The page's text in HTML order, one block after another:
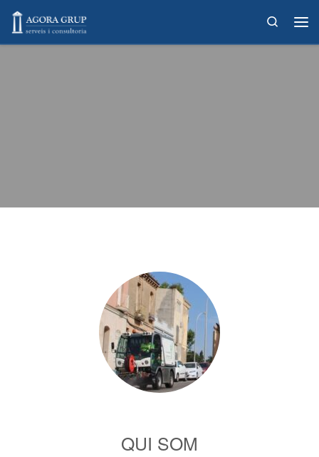
Skip to content Search
QUI SOM